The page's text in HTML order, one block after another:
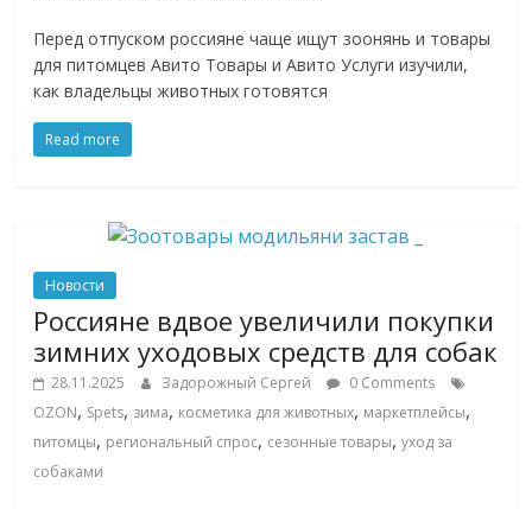
технологиях,
соцсетях
торговле,
сервисах
для
Commerce,
ритейле,
логистике,
технологиях,
Перед отпуском россияне чаще ищут зоонянь и товары
для питомцев Авито Товары и Авито Услуги изучили,
как владельцы животных готовятся
Read more
Новости
Россияне вдвое увеличили покупки
зимних уходовых средств для собак
28.11.2025 Задорожный Сергей
0 Comments
OZON, Spets, зима, косметика для животных, маркетплейсы,
питомцы, региональный спрос, сезонные товары,уход за
собаками